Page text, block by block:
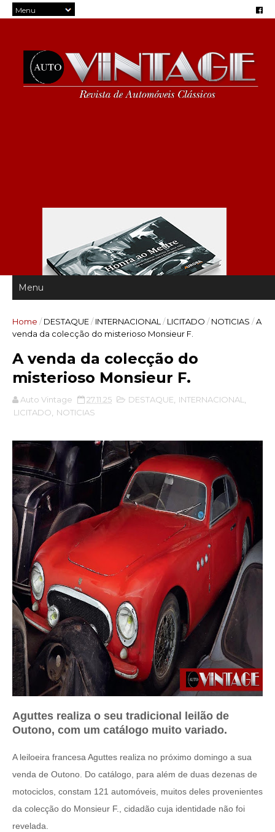
Home / DESTAQUE/ INTERNACIONAL / LICITADO / NOTICIAS /A
venda da colecção do misterioso Monsieur F.
A venda da colecção do
misterioso Monsieur F.
Auto Vintage 27.11.25 DESTAQUE INTERNACIONAL
LICITADO
NOTICIAS
Aguttes realiza o seu tradicional leilão de
Outono, com um catálogo muito variado.
A leiloeira francesa Aguttes realiza no próximo domingo a sua
venda de Outono. Do catálogo, para além de duas dezenas de
motociclos, constam 121 automóveis, muitos deles provenientes
da colecção do Monsieur F., cidadão cuja identidade não foi
revelada.